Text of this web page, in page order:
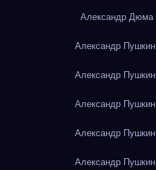
Александр Дюма
Александр
Александр
Александр
Александр
Александр